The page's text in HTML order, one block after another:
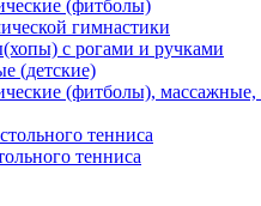
(фитболы)
гимнастики
с рогами и ручками
(детские)
(фитболы),
тенниса
тенниса